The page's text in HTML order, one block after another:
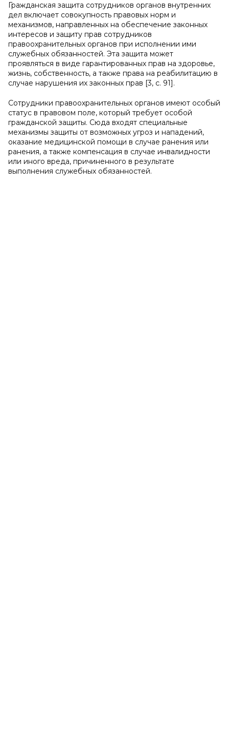
Гражданская защита сотрудников органов внутренних
дел включает совокупность правовых норм и
механизмов, направленных на обеспечение законных
интересов и защиту прав сотрудников
правоохранительных органов при исполнении ими
служебных обязанностей. Эта защита может
проявляться в виде гарантированных прав на здоровье,
жизнь, собственность, а также права на реабилитацию в
случае нарушения их законных прав [3, c. 91].
Сотрудники правоохранительных органов имеют особый
статус в правовом поле, который требует особой
гражданской защиты. Сюда входят специальные
механизмы защиты от возможных угроз и нападений,
оказание медицинской помощи в случае ранения или
ранения, а также компенсация в случае инвалидности
или иного вреда, причиненного в результате
выполнения служебных обязанностей.